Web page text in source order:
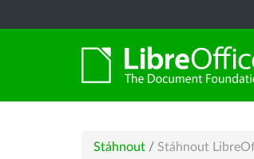
Stáhnout / Stáhnout